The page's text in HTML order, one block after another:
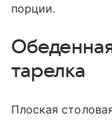
порции.
тарелка
Плоская